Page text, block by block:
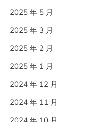
2025 年 5 月
2025 年 3 月
2025 年 2 月
2025 年 1 月
2024 年 12 月
2024 年 11 月
2024 年 10 月